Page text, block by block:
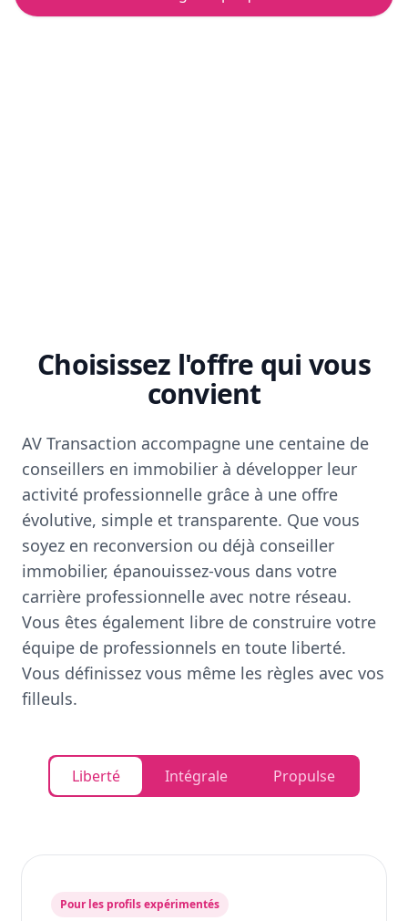
Choisissez l'offre qui vous
convient
AV Transaction accompagne une centaine de
conseillers en immobilier à développer leur
activité professionnelle grâce à une offre
évolutive, simple et transparente. Que vous
soyez en reconversion ou déjà conseiller
immobilier, épanouissez-vous dans votre
carrière professionnelle avec notre réseau.
Vous êtes également libre de construire votre
équipe de professionnels en toute liberté.
Vous définissez vous même les règles avec vos
filleuls.
Liberté Intégrale Propulse
Pour les profils expérimentés